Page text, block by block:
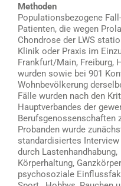
Methoden
Populationsbezogene
Patienten, die wegen
Chondrose der LWS
Klinik oder Praxis im
Frankfurt/Main, Freiburg,
wurden sowie bei 901
Wohnbevölkerung
Fälle wurden nach den
Hauptverbandes der
Berufsgenossenschaften
Probanden wurde
standardisiertes
durch Lastenhandhabung,
Körperhaltung,
psychosoziale